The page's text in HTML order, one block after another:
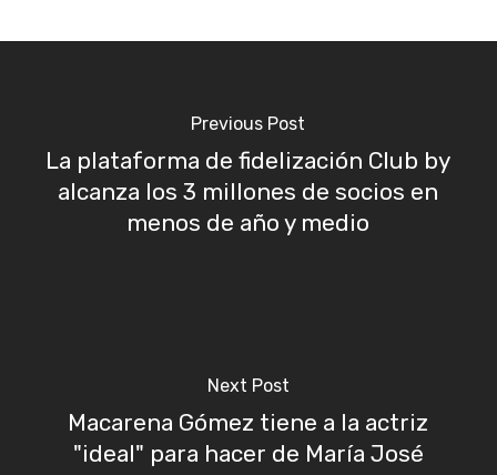
Previous Post
La plataforma de fidelización Club by
alcanza los 3 millones de socios en
menos de año y medio
Next Post
Macarena Gómez tiene a la actriz
"ideal" para hacer de María José